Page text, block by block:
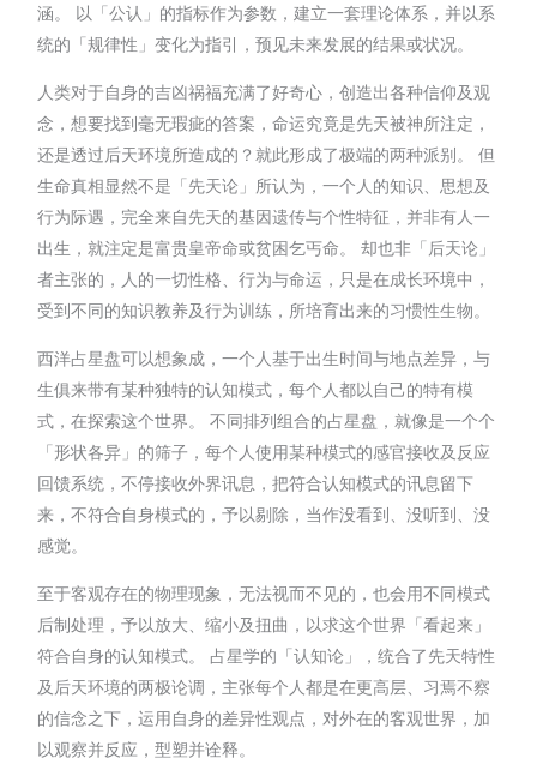
涵。 以「公认」的指标作为参数，建立一套理论体系，并以系
统的「规律性」变化为指引，预见未来发展的结果或状况。
人类对于自身的吉凶祸福充满了好奇心，创造出各种信仰及观
念，想要找到毫无瑕疵的答案，命运究竟是先天被神所注定，
还是透过后天环境所造成的？就此形成了极端的两种派别。 但
生命真相显然不是「先天论」所认为，一个人的知识、思想及
行为际遇，完全来自先天的基因遗传与个性特征，并非有人一
出生，就注定是富贵皇帝命或贫困乞丐命。 却也非「后天论」
者主张的，人的一切性格、行为与命运，只是在成长环境中，
受到不同的知识教养及行为训练，所培育出来的习惯性生物。
西洋占星盘可以想象成，一个人基于出生时间与地点差异，与
生俱来带有某种独特的认知模式，每个人都以自己的特有模
式，在探索这个世界。 不同排列组合的占星盘，就像是一个个
「形状各异」的筛子，每个人使用某种模式的感官接收及反应
回馈系统，不停接收外界讯息，把符合认知模式的讯息留下
来，不符合自身模式的，予以剔除，当作没看到、没听到、没
感觉。
至于客观存在的物理现象，无法视而不见的，也会用不同模式
后制处理，予以放大、缩小及扭曲，以求这个世界「看起来」
符合自身的认知模式。 占星学的「认知论」，统合了先天特性
及后天环境的两极论调，主张每个人都是在更高层、习焉不察
的信念之下，运用自身的差异性观点，对外在的客观世界，加
以观察并反应，型塑并诠释。